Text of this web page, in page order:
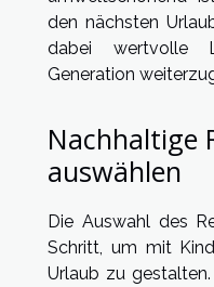
den nächsten
dabei wertvolle
Generation
Nachhaltige
auswählen
Die Auswahl des
Schritt, um mit
Urlaub zu